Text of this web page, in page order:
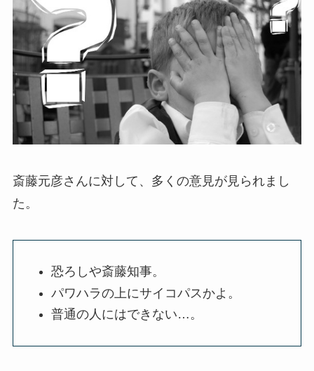
斎藤元彦さんに対して、多くの意見が見られまし
た。
恐ろしや斎藤知事。
パワハラの上にサイコパスかよ。
普通の人にはできない…。